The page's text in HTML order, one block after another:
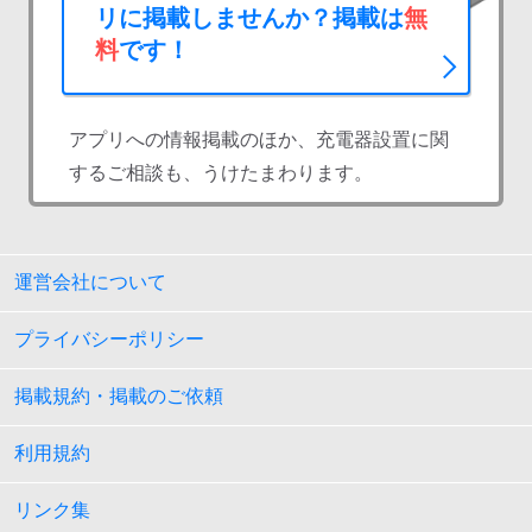
リに掲載しませんか？掲載は無
料です！
アプリへの情報掲載のほか、充電器設置に関
するご相談も、うけたまわります。
運営会社について
プライバシーポリシー
掲載規約・掲載のご依頼
利用規約
リンク集